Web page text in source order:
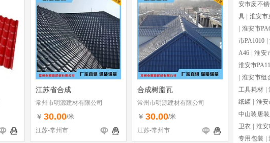
江苏省合成
常州市明源建材有限公司
￥ 30.00/米
江苏-常州市
合成树脂瓦
常州市明源建材有限公司
￥ 30.00/米
江苏-常州市
安市废不
具
淮安市
淮安市
市PA1010
A46
淮安
淮安市PA11
淮安市组
工具耗材
纸罐
淮
中山装唐
卫衣
淮安
专用包装